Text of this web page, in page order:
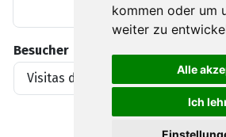
kommen oder um
weiter zu
Alle
Ich
Besucher
Visitas del artículo